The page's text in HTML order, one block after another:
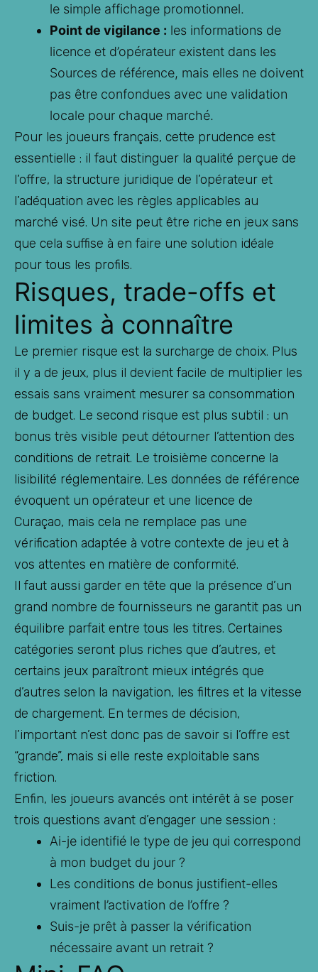
le simple affichage promotionnel.
Point de vigilance : les informations de
licence et d’opérateur existent dans les
Sources de référence, mais elles ne doivent
pas être confondues avec une validation
locale pour chaque marché.
Pour les joueurs français, cette prudence est
essentielle : il faut distinguer la qualité perçue de
l’offre, la structure juridique de l’opérateur et
l’adéquation avec les règles applicables au
marché visé. Un site peut être riche en jeux sans
que cela suffise à en faire une solution idéale
pour tous les profils.
Risques, trade-offs et
limites à connaître
Le premier risque est la surcharge de choix. Plus
il y a de jeux, plus il devient facile de multiplier les
essais sans vraiment mesurer sa consommation
de budget. Le second risque est plus subtil : un
bonus très visible peut détourner l’attention des
conditions de retrait. Le troisième concerne la
lisibilité réglementaire. Les données de référence
évoquent un opérateur et une licence de
Curaçao, mais cela ne remplace pas une
vérification adaptée à votre contexte de jeu et à
vos attentes en matière de conformité.
Il faut aussi garder en tête que la présence d’un
grand nombre de fournisseurs ne garantit pas un
équilibre parfait entre tous les titres. Certaines
catégories seront plus riches que d’autres, et
certains jeux paraîtront mieux intégrés que
d’autres selon la navigation, les filtres et la vitesse
de chargement. En termes de décision,
l’important n’est donc pas de savoir si l’offre est
“grande”, mais si elle reste exploitable sans
friction.
Enfin, les joueurs avancés ont intérêt à se poser
trois questions avant d’engager une session :
Ai-je identifié le type de jeu qui correspond
à mon budget du jour ?
Les conditions de bonus justifient-elles
vraiment l’activation de l’offre ?
Suis-je prêt à passer la vérification
nécessaire avant un retrait ?